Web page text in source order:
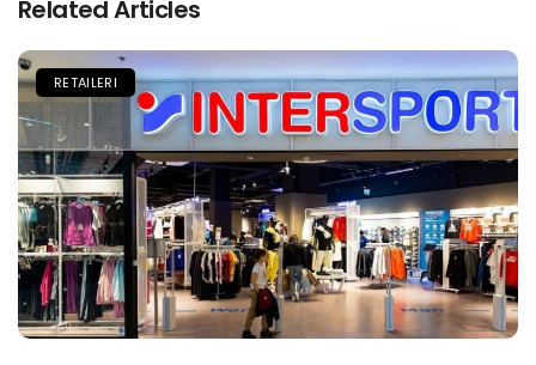
Related Articles
RETAILERI